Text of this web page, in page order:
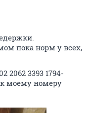
пока норм у всех,
2062 3393 1794-
моему номеру